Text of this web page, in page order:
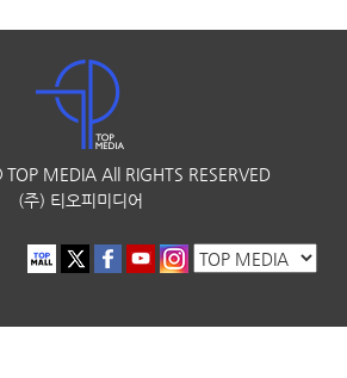
TOP MEDIA All RIGHTS RESERVED
(주) 티오피미디어